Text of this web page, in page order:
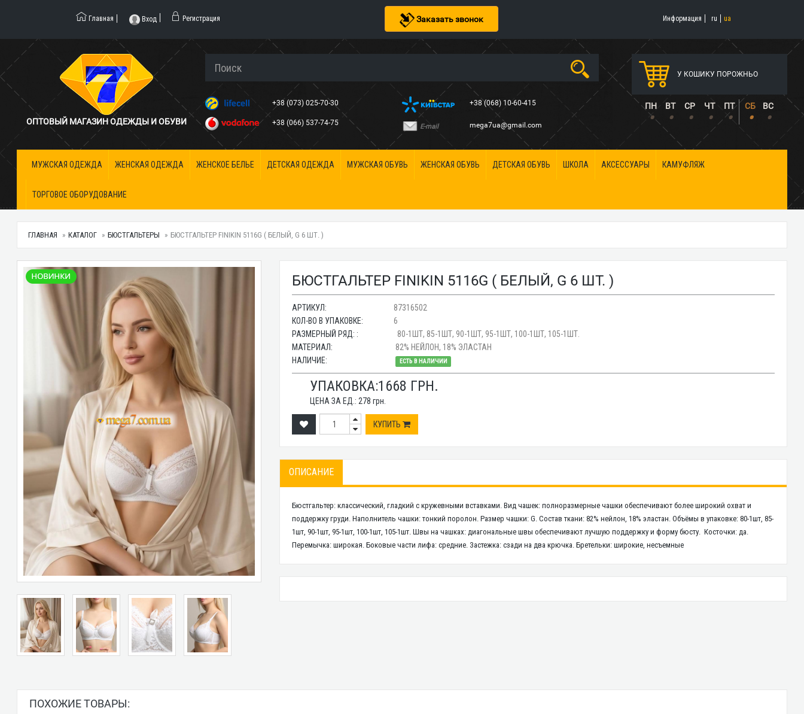
Заказать звонок
Главная Вход Регистрация Информация ru ua
ОПТОВЫЙ МАГАЗИН ОДЕЖДЫ И ОБУВИ
+38 (073) 025-70-30
+38 (066) 537-74-75
+38 (068) 10-60-415
E-mail mega7ua@gmail.com
У КОШИКУ ПОРОЖНЬО
ПН ВТ СР ЧТ ПТ СБ ВС
• • • • • • •
МУЖСКАЯ ОДЕЖДА ЖЕНСКАЯ ОДЕЖДА ЖЕНСКОЕ БЕЛЬЕ ДЕТСКАЯ ОДЕЖДА МУЖСКАЯ ОБУВЬ ЖЕНСКАЯ ОБУВЬ ДЕТСКАЯ ОБУВЬ ШКОЛА АКСЕССУАРЫ КАМУФЛЯЖ
ТОРГОВОЕ ОБОРУДОВАНИЕ
ГЛАВНАЯ КАТАЛОГ БЮСТГАЛЬТЕРЫ БЮСТГАЛЬТЕР FINIKIN 5116G ( БЕЛЫЙ, G 6 ШТ. )
БЮСТГАЛЬТЕР FINIKIN 5116G ( БЕЛЫЙ, G 6 ШТ. )
АРТИКУЛ:
87316502
КОЛ-ВО В УПАКОВКЕ:
6
РАЗМЕРНЫЙ РЯД: :
80-1ШТ, 85-1ШТ, 90-1ШТ, 95-1ШТ, 100-1ШТ, 105-1ШТ.
МАТЕРИАЛ:
82% НЕЙЛОН, 18% ЭЛАСТАН
НАЛИЧИЕ:
ЕСТЬ В НАЛИЧИИ
УПАКОВКА:1668 ГРН.
ЦЕНА ЗА ЕД.: 278 грн.
КУПИТЬ
ОПИСАНИЕ
Бюстгальтер: классический, гладкий с кружевными вставками. Вид чашек: полноразмерные чашки обеспечивают более широкий охват и
поддержку груди. Наполнитель чашки: тонкий поролон. Размер чашки: G. Состав ткани: 82% нейлон, 18% эластан. Объёмы в упаковке: 80-1шт, 85-
1шт, 90-1шт, 95-1шт, 100-1шт, 105-1шт. Швы на чашках: диагональные швы обеспечивают лучшую поддержку и форму бюсту. Косточки: да.
Перемычка: широкая. Боковые части лифа: средние. Застежка: сзади на два крючка. Бретельки: широкие, несъемные
ПОХОЖИЕ ТОВАРЫ: